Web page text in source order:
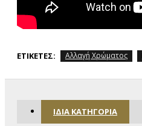
ΕΤΙΚΈΤΕΣ: Αλλαγή Χρώματος
ΊΔΙΑ ΚΑΤΗΓΟΡΊΑ